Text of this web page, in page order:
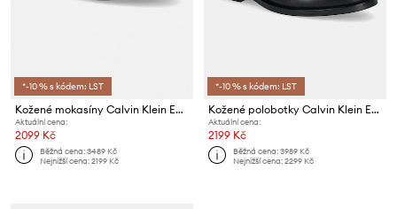
*-10 % s kódem: LST
Kožené mokasíny Calvin Klein ESS RUBBER PENNY LOAFER POL LTH
Aktuální cena:
2099 Kč
Běžná cena:3489 Kč
Nejnižší cena:2199 Kč
*-10 % s kódem: LST
Kožené polobotky Calvin Klein ESS RUBBER DESERT BOOT LTH
Aktuální cena:
2199 Kč
Běžná cena:3989 Kč
Nejnižší cena:2299 Kč